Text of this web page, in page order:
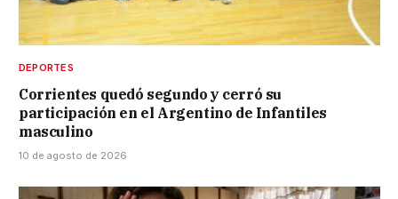
DEPORTES
Corrientes quedó segundo y cerró su
participación en el Argentino de Infantiles
masculino
10 de agosto de 2026